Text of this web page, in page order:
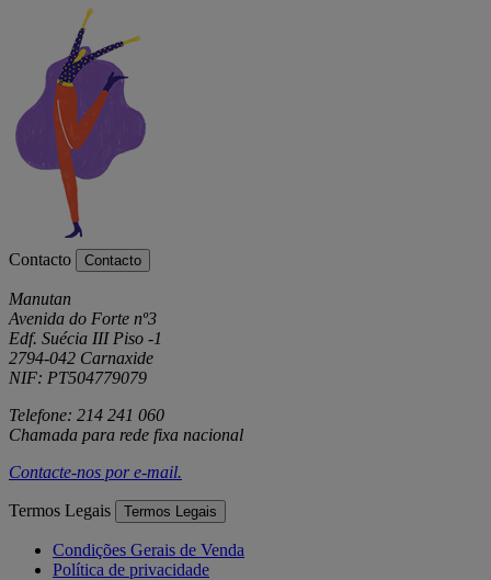
Contacto Contacto
Manutan
Avenida do Forte nº3
Edf. Suécia III Piso -1
2794-042 Carnaxide
NIF: PT504779079
Telefone: 214 241 060
Chamada para rede fixa nacional
Contacte-nos pore-mail.
Termos Legais Termos Legais
Condições Gerais de Venda
Política de privacidade